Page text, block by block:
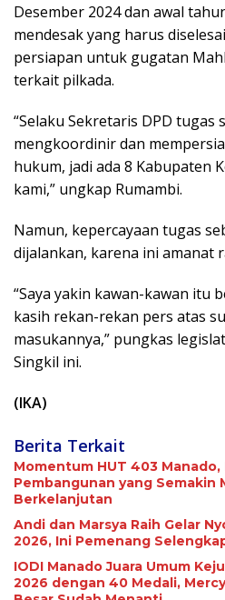
Desember 2024 dan awal
mendesak yang harus
persiapan untuk gugatan
terkait pilkada.
“Selaku Sekretaris DPD tugas
mengkoordinir dan
hukum, jadi ada 8 Kabupaten
kami,” ungkap Rumambi.
Namun, kepercayaan tugas
dijalankan, karena ini amanat
“Saya yakin kawan-kawan itu
kasih rekan-rekan pers atas
masukannya,” pungkas
Singkil ini.
(IKA)
Berita Terkait
Momentum HUT 403 Manado,
Pembangunan yang Semakin
Berkelanjutan
Andi dan Marsya Raih Gelar
2026, Ini Pemenang
IODI Manado Juara Umum
2026 dengan 40 Medali,